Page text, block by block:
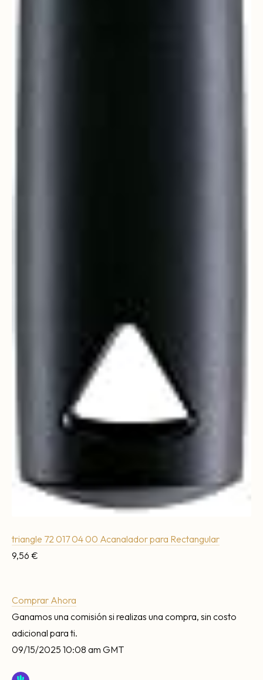
triangle 72 017 04 00 Acanalador para Rectangular
9,56 €
Comprar Ahora
Ganamos una comisión si realizas una compra, sin costo
adicional para ti.
09/15/2025 10:08 am GMT